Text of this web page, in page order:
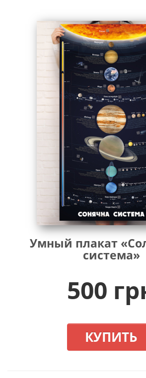
Умный плакат
система»
500
КУПИТЬ